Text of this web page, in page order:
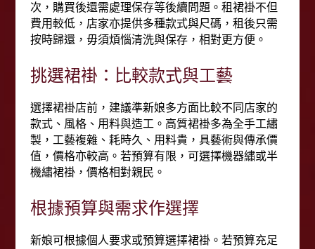
次，購買後還需處理保存等後續問題。租裙褂不但
費用較低，店家亦提供多種款式與尺碼，租後只需
按時歸還，毋須煩惱清洗與保存，相對更方便。
挑選裙褂：比較款式與工藝
選擇裙褂店前，建議準新娘多方面比較不同店家的
款式、風格、用料與造工。高質裙褂多為全手工繡
製，工藝複雜、耗時久、用料貴，具藝術與傳承價
值，價格亦較高。若預算有限，可選擇機器繡或半
機繡裙褂，價格相對親民。
根據預算與需求作選擇
新娘可根據個人要求或預算選擇裙褂。若預算充足